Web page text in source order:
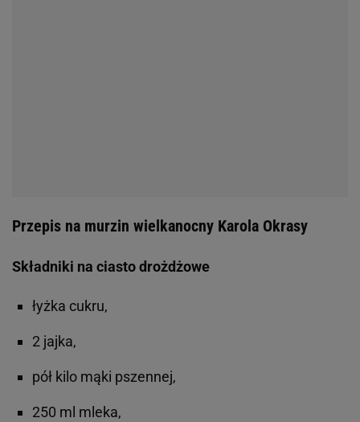
Przepis na murzin wielkanocny Karola Okrasy
Składniki na ciasto drożdżowe
łyżka cukru,
2 jajka,
pół kilo mąki pszennej,
250 ml mleka,